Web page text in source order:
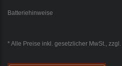
Batteriehinweise
* Alle Preise inkl. gesetzlicher MwSt., zzgl.